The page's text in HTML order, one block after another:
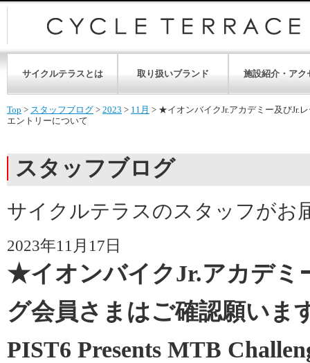
サイクルテラスとは 取り扱いブランド 施設紹介・アク
Top > スタッフブログ > 2023 > 11月 > ★イオンバイクJr.アカデミー及びJr.
エントリーについて
スタッフブログ
サイクルテラスのスタッフがお
2023年11月17日
★イオンバイクJr.アカデミ
グ会員さまはご確認願いま
PIST6 Presents MTB